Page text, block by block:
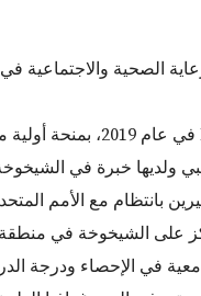
الصحية والاجتماعية
خبرة في الشيخوخة
بانتظام مع الأمم
على الشيخوخة في
في الإحصاء ودرجة